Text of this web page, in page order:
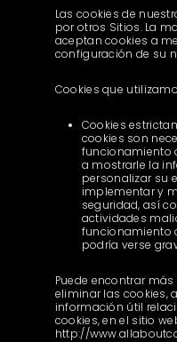
Las cookies de
por otros Sitios. La
aceptan cookies a
configuración de su
Cookies que
Cookies
cookies son
funcionamiento
a mostrarle la
personalizar su
implementar y
seguridad, así
actividades
funcionamiento
podría verse
Puede encontrar
eliminar las cookies,
información útil
cookies, en el sitio
http://